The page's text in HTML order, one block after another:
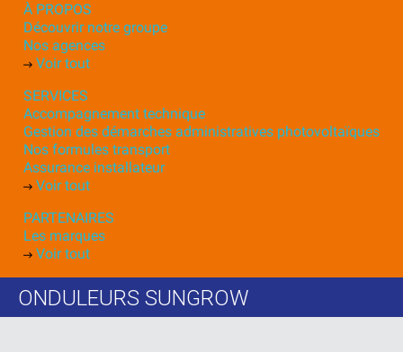
À PROPOS
Découvrir notre groupe
Nos agences
Voir tout
SERVICES
Accompagnement technique
Gestion des démarches administratives photovoltaïques
Nos formules transport
Assurance installateur
Voir tout
PARTENAIRES
Les marques
Voir tout
ONDULEURS SUNGROW